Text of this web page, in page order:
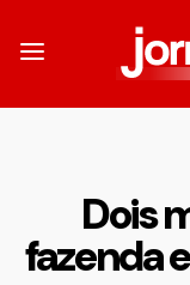
Dois
fazenda